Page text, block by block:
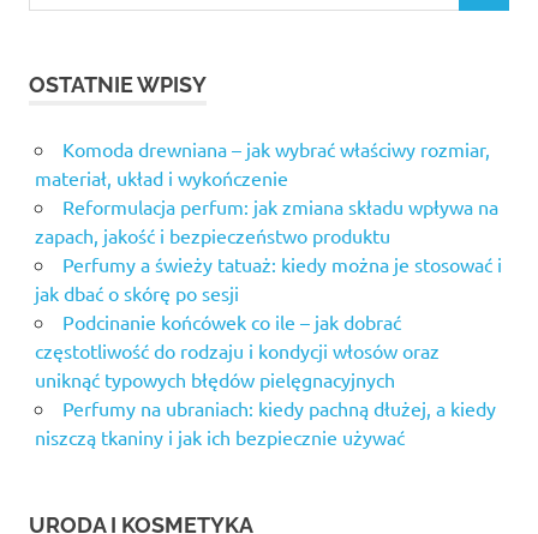
OSTATNIE WPISY
Komoda drewniana – jak wybrać właściwy rozmiar,
materiał, układ i wykończenie
Reformulacja perfum: jak zmiana składu wpływa na
zapach, jakość i bezpieczeństwo produktu
Perfumy a świeży tatuaż: kiedy można je stosować i
jak dbać o skórę po sesji
Podcinanie końcówek co ile – jak dobrać
częstotliwość do rodzaju i kondycji włosów oraz
uniknąć typowych błędów pielęgnacyjnych
Perfumy na ubraniach: kiedy pachną dłużej, a kiedy
niszczą tkaniny i jak ich bezpiecznie używać
URODA I KOSMETYKA